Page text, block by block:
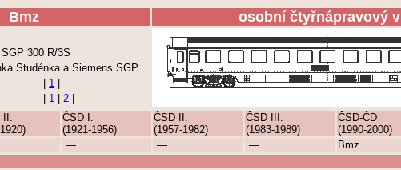
Bmz osobní čtyřnápravový
300 R/3S
Studénka a Siemens SGP
1
1 2
II.
ČSD I.
(1921-1956)
ČSD II.
(1957-1982)
ČSD III.
(1983-1989)
ČSD-ČD
(1990-2000)
— — — Bmz